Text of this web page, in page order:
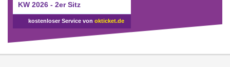
KW 2026 - 2er Sitz
kostenloser Service von okticket.de